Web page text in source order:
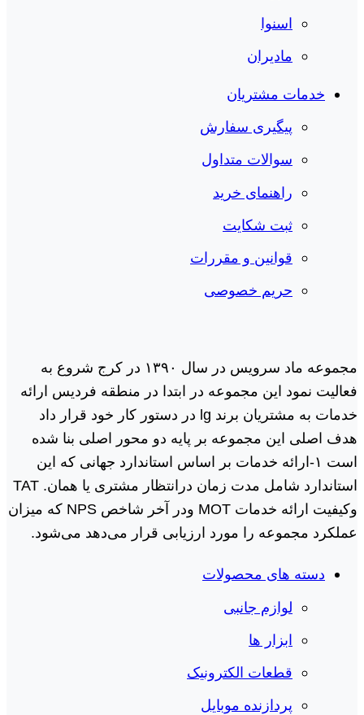
اسنوا
مادیران
خدمات مشتریان
پیگیری سفارش
سوالات متداول
راهنمای خرید
ثبت شکایت
قوانین و مقررات
حریم خصوصی
مجموعه ماد سرویس در سال ١٣٩٠ در کرج شروع به
فعالیت نمود این مجموعه در ابتدا در منطقه فردیس ارائه
خدمات به مشتریان برند lg در دستور کار خود قرار داد
هدف اصلی این مجموعه بر پایه دو محور اصلی بنا شده
است ١-ارائه خدمات بر اساس استاندارد جهانی که این
استاندارد شامل مدت زمان درانتظار مشتری یا همان. TAT
وکیفیت ارائه خدمات MOT ودر آخر شاخص NPS که میزان
عملکرد مجموعه را مورد ارزیابی قرار می‌دهد می‌شود.
دسته های محصولات
لوازم جانبی
ابزار ها
قطعات الکترونیک
پردازنده موبایل